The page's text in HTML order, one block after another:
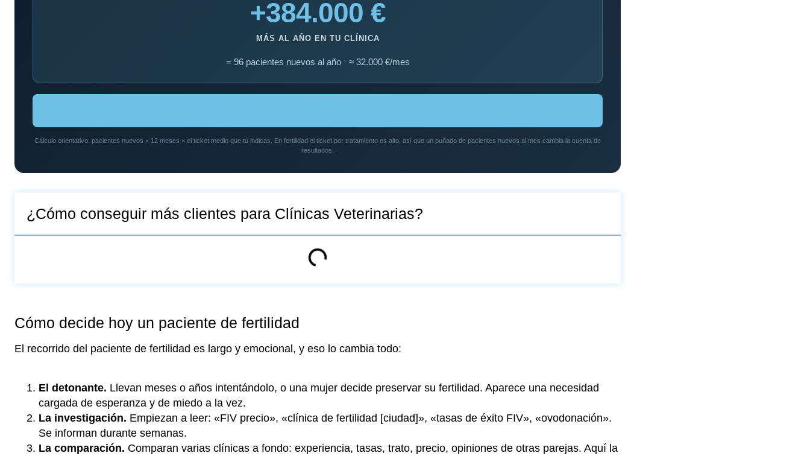
+384.000 €
MÁS AL AÑO EN TU CLÍNICA
= 96 pacientes nuevos al año · ≈ 32.000 €/mes
Cálculo orientativo: pacientes nuevos × 12 meses × el ticket medio que tú indicas. En fertilidad el ticket por tratamiento es alto, así que un puñado de pacientes nuevos al mes cambia la cuenta de
resultados.
¿Cómo conseguir más clientes para Clínicas Veterinarias?
Cómo decide hoy un paciente de fertilidad
El recorrido del paciente de fertilidad es largo y emocional, y eso lo cambia todo:
El detonante. Llevan meses o años intentándolo, o una mujer decide preservar su fertilidad. Aparece una necesidad
cargada de esperanza y de miedo a la vez.
La investigación. Empiezan a leer: «FIV precio», «clínica de fertilidad [ciudad]», «tasas de éxito FIV», «ovodonación».
Se informan durante semanas.
La comparación. Comparan varias clínicas a fondo: experiencia, tasas, trato, precio, opiniones de otras parejas. Aquí la